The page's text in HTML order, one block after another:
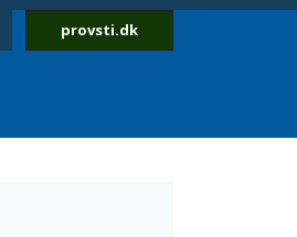
provsti.dk